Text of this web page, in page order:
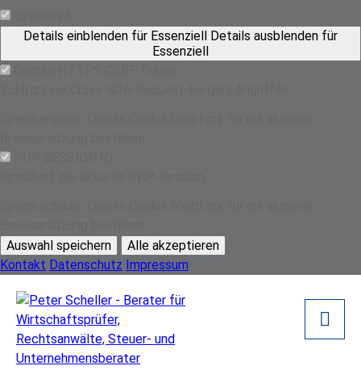
Details einblenden für Essenziell Details ausblenden für
Essenziell
Auswahl speichern
Alle akzeptieren
Kontakt Datenschutz Impressum